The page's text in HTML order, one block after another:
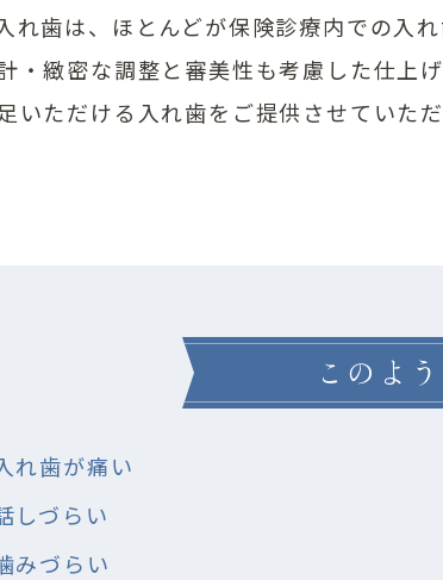
れ歯は、ほとんどが保険診療内での入れ
・緻密な調整と審美性も考慮した仕上
いただける入れ歯をご提供させていただ
このよ
れ歯が痛い
しづらい
みづらい